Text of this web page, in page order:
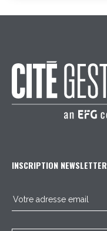
INSCRIPTION NEWSLETTER